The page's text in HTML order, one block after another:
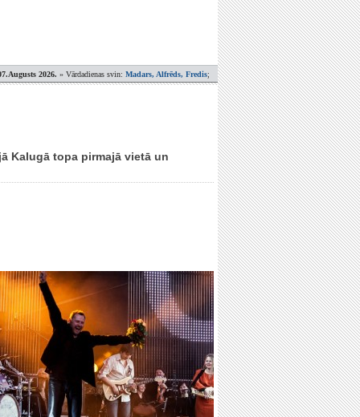
2026. » Vārdadienas svin: Madars, Alfrēds, Fredis;
Kalugā topa pirmajā vietā un